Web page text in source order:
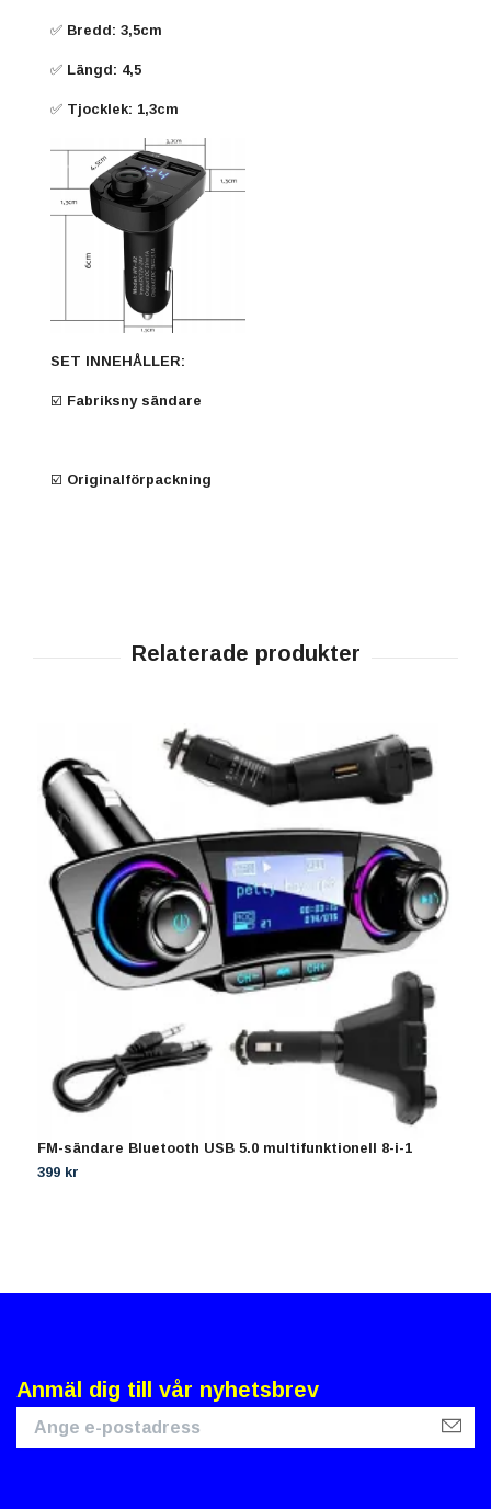
✅ Bredd: 3,5cm
✅ Längd: 4,5
✅ Tjocklek: 1,3cm
SET INNEHÅLLER:
☑️ Fabriksny sändare
☑️ Originalförpackning
FM-sändare Bluetooth USB 5.0 multifunktionell 8-i-1
399 kr
Anmäl dig till vår nyhetsbrev